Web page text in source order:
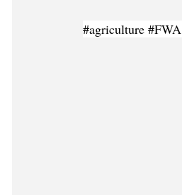
#agriculture #FWA